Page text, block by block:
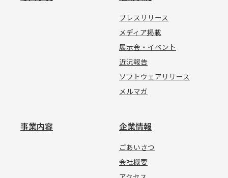
プレスリリース
メディア掲載
展示会・イベント
近況報告
ソフトウェアリリース
メルマガ
事業内容 企業情報
ごあいさつ
会社概要